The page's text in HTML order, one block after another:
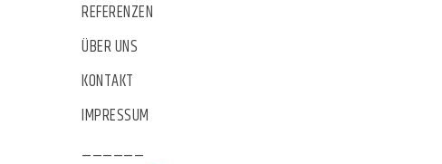
REFERENZEN
ÜBER UNS
KONTAKT
IMPRESSUM
______